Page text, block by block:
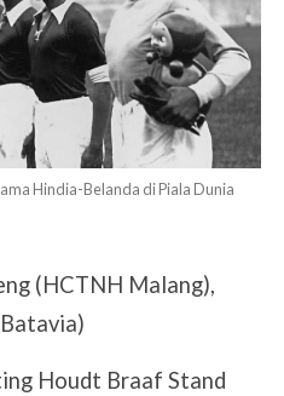
Hindia-Belanda di Piala Dunia
(HCTNH Malang),
Houdt Braaf Stand